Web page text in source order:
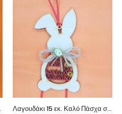
γιαγιά Λαγουδάκι 15 εκ. Καλό Πάσχα στον καλύτερο δάσκαλο